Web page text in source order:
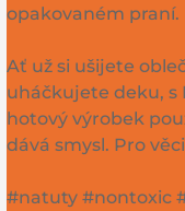
opakovaném praní.
Ať už si ušijete
uháčkujete deku, s
hotový výrobek
dává smysl. Pro
#natuty #nontoxic